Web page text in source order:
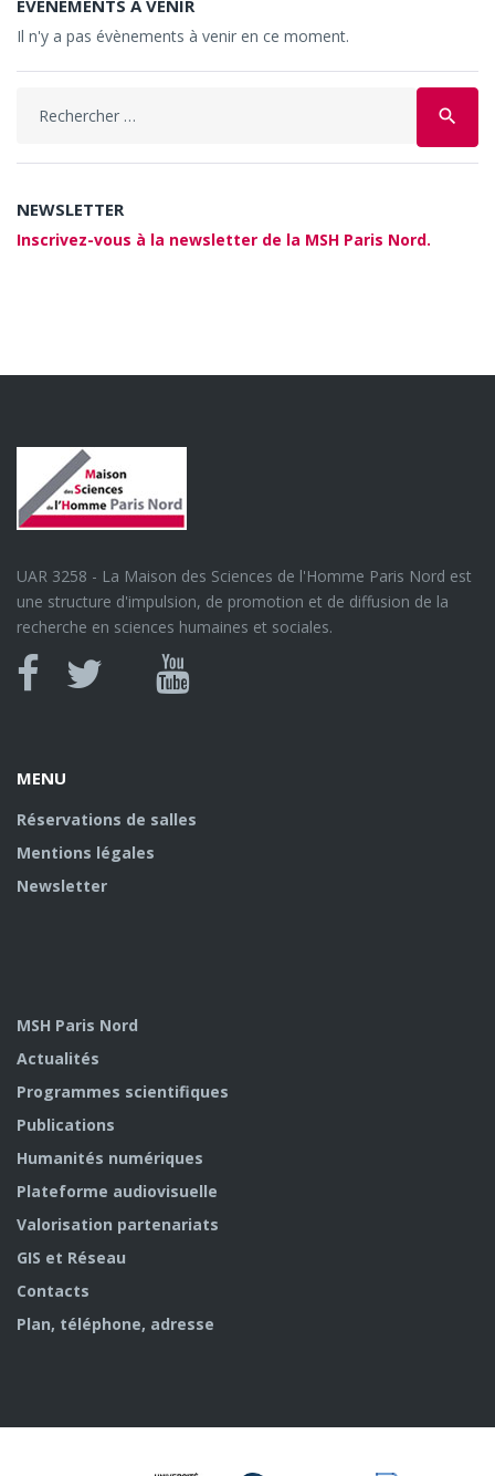
ÉVÉNEMENTS À VENIR
Il n'y a pas évènements à venir en ce moment.
search
NEWSLETTER
Inscrivez-vous à la newsletter de la MSH Paris Nord.
UAR 3258 - La Maison des Sciences de l'Homme Paris Nord est
une structure d'impulsion, de promotion et de diffusion de la
recherche en sciences humaines et sociales.
Canal
MENU
Réservations de salles
Mentions légales
Newsletter
MSH Paris Nord
Actualités
Programmes scientifiques
Publications
Humanités numériques
Plateforme audiovisuelle
Valorisation partenariats
GIS et Réseau
Contacts
Plan, téléphone, adresse